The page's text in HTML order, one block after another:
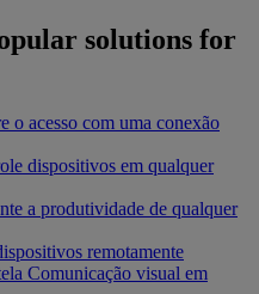
solutions for
o acesso com uma conexão
dispositivos em qualquer
a produtividade de qualquer
remotamente
Comunicação visual em